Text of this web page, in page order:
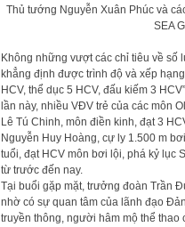
Thủ tướng Nguyễn Xuân Phúc và
SEA
Không những vượt các chỉ tiêu về số
khẳng định được trình độ và xếp
HCV, thể dục 5 HCV, đấu kiếm 3
lần này, nhiều VĐV trẻ của các môn
Lê Tú Chinh, môn điền kinh, đạt 3
Nguyễn Huy Hoàng, cự ly 1.500 m
tuổi, đạt HCV môn bơi lội, phá kỷ lục
từ trước đến nay.
Tại buổi gặp mặt, trưởng đoàn Trần
nhờ có sự quan tâm của lãnh đạo
truyền thông, người hâm mộ thể